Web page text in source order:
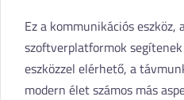
Ez a kommunikációs eszköz,
szoftverplatformok
eszközzel elérhető, a
modern élet számos más